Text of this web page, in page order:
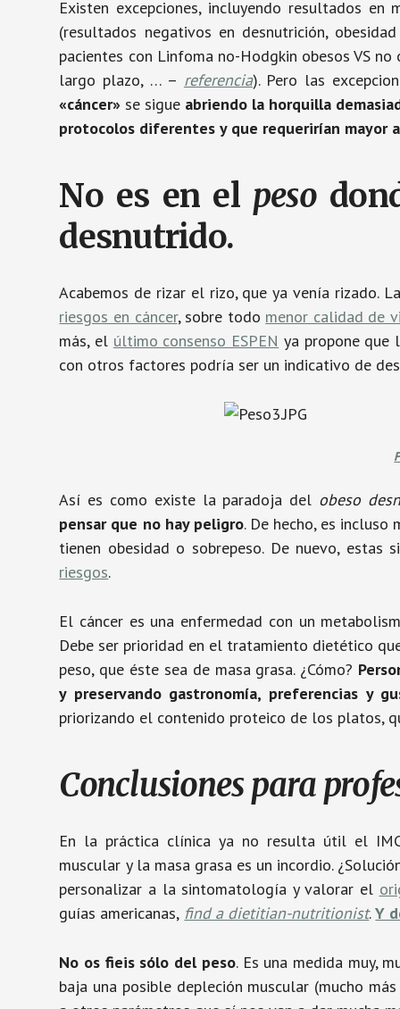
Existen excepciones, incluyendo resultados
(resultados negativos en desnutrición,
pacientes con Linfoma no-Hodgkin obesos VS
largo plazo, … – referencia). Pero las
«cáncer» se sigue abriendo la horquilla
protocolos diferentes y que requerirían mayor
No es en el peso
desnutrido.
Acabemos de rizar el rizo, que ya venía rizado.
riesgos en cáncer, sobre todo menor calidad de
más, el último consenso ESPEN ya propone que
con otros factores podría ser un indicativo de
Así es como existe la paradoja del obeso
pensar que no hay peligro. De hecho, es incluso
tienen obesidad o sobrepeso. De nuevo, estas
riesgos.
El cáncer es una enfermedad con un
Debe ser prioridad en el tratamiento dietético
peso, que éste sea de masa grasa. ¿Cómo?
y preservando gastronomía, preferencias y
priorizando el contenido proteico de los platos,
Conclusiones para
En la práctica clínica ya no resulta útil el
muscular y la masa grasa es un incordio.
personalizar a la sintomatología y valorar el
guías americanas, find a dietitian-nutritionist.Y
No os fieis sólo del peso. Es una medida muy,
baja una posible depleción muscular (mucho